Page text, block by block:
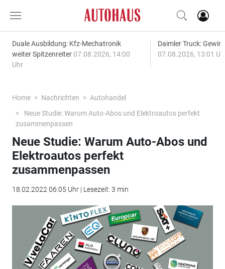
Duale Ausbildung: Kfz-Mechatronik
weiter Spitzenreiter 07.08.2026, 14:00
Uhr
Daimler Truck:
07.08.2026, 13:01
Home Nachrichten
Autohandel
Neue Studie: Warum Auto-Abos und Elektroautos perfekt
zusammenpassen
Neue Studie: Warum Auto-Abos und
Elektroautos perfekt
zusammenpassen
18.02.2022 06:05 Uhr | Lesezeit: 3 min